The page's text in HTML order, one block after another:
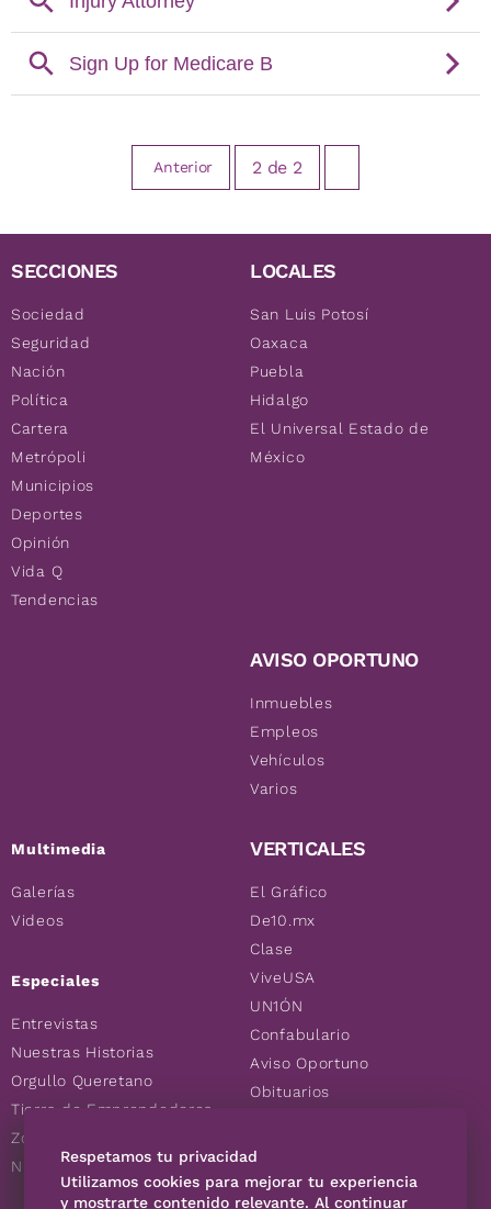
Anterior 2 de 2
SECCIONES
Sociedad
Seguridad
Nación
Política
Cartera
Metrópoli
Municipios
Deportes
Opinión
Vida Q
Tendencias
Multimedia
Galerías
Videos
Especiales
Entrevistas
Nuestras Historias
Orgullo Queretano
Tierra de Emprendedores
Zoociales
Nuevos Queretanos
LOCALES
San Luis Potosí
Oaxaca
Puebla
Hidalgo
El Universal Estado de
México
AVISO OPORTUNO
Inmuebles
Empleos
Vehículos
Varios
VERTICALES
El Gráfico
De10.mx
Clase
ViveUSA
UN1ÓN
Confabulario
Aviso Oportuno
Obituarios
Consultas
Respetamos tu privacidad
Utilizamos cookies para mejorar tu experiencia
y mostrarte contenido relevante. Al continuar